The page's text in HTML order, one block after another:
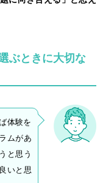
ぶときに大切な
体験を
ムがあ
と思う
いと思